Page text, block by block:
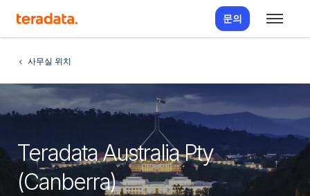
문의
사무실 위치
Teradata Australia Pty
(Canberra)